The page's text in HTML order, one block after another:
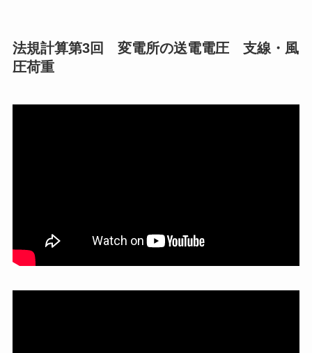
法規計算第3回 変電所の送電電圧 支線・風
圧荷重